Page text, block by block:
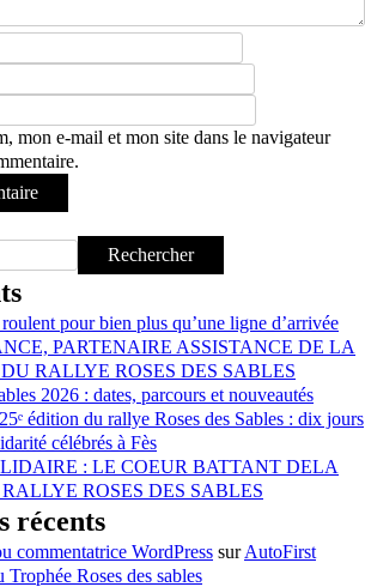
mon e-mail et mon site dans le navigateur
Rechercher
pour bien plus qu’une ligne d’arrivée
PARTENAIRE ASSISTANCE DE LA
RALLYE ROSES DES SABLES
2026 : dates, parcours et nouveautés
édition du rallye Roses des Sables : dix jours
célébrés à Fès
: LE COEUR BATTANT DELA
ROSES DES SABLES
récents
commentatrice WordPress surAutoFirst
Roses des sables